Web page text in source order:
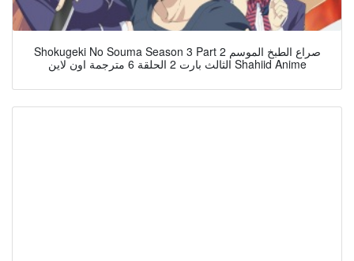
Shokugeki No Souma Season 3 Part 2 صراع الطبخ الموسم
الثالث بارت 2 الحلقة 6 مترجمة اون لاين Shahiid Anime